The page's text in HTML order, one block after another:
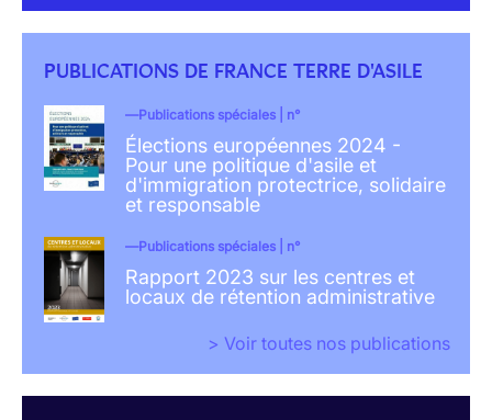
PUBLICATIONS DE FRANCE TERRE D'ASILE
Publications spéciales | n°
Élections européennes 2024 -
Pour une politique d'asile et
d'immigration protectrice, solidaire
et responsable
Publications spéciales | n°
Rapport 2023 sur les centres et
locaux de rétention administrative
> Voir toutes nos publications